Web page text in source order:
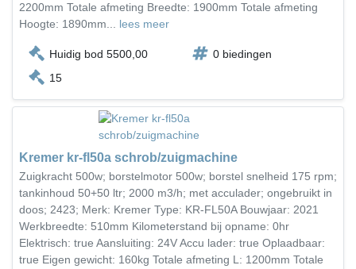
2200mm Totale afmeting Breedte: 1900mm Totale afmeting
Hoogte: 1890mm... lees meer
Huidig bod 5500,00
0 biedingen
15
Kremer kr-fl50a schrob/zuigmachine
Zuigkracht 500w; borstelmotor 500w; borstel snelheid 175 rpm;
tankinhoud 50+50 ltr; 2000 m3/h; met acculader; ongebruikt in
doos; 2423; Merk: Kremer Type: KR-FL50A Bouwjaar: 2021
Werkbreedte: 510mm Kilometerstand bij opname: 0hr
Elektrisch: true Aansluiting: 24V Accu lader: true Oplaadbaar:
true Eigen gewicht: 160kg Totale afmeting L: 1200mm Totale